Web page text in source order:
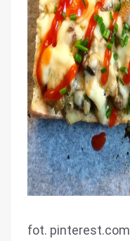
fot. pinterest.com